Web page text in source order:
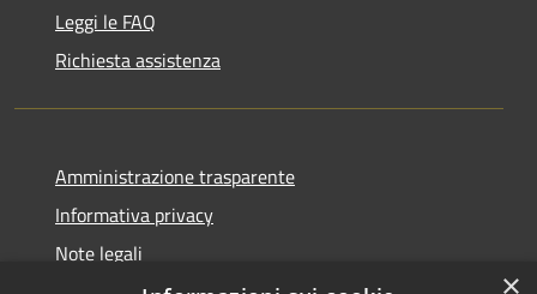
Leggi le FAQ
Richiesta assistenza
Amministrazione trasparente
Informativa privacy
Note legali
×